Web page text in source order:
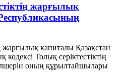
жарғылық
капиталы Қазақстан
кодексi Толық серiктестiктiң
оның құрылтайшылары